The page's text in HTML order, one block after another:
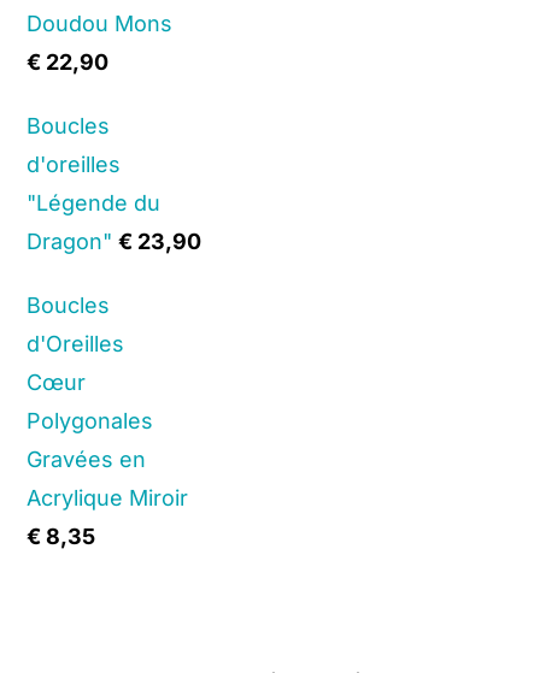
Doudou Mons
€ 22,90
Boucles
d'oreilles
"Légende du
Dragon" € 23,90
Boucles
d'Oreilles
Cœur
Polygonales
Gravées en
Acrylique Miroir
€8,35